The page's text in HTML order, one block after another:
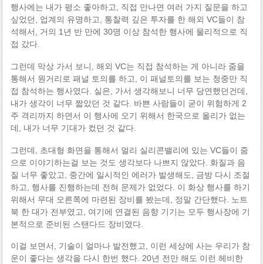
행사에는 내가 평소 좋아하고, 직접 만나면 여러 가지 질문을 하고
싶었던, 업계의 유명하고, 통찰력 깊은 투자를 한 해외 VC들이 참
석해서, 거의 1년 반 만에 30명 이상 참석한 행사에 물리적으로 직
접 갔다.
그런데 막상 가서 보니, 해외 VC는 직접 참석하는 게 아니라 줌을
통해서 원거리로 패널 토의를 하고, 이 패널토의를 보는 청중만 직
접 참석하는 행사였다. 실은, 가서 생각해보니 너무 당연했던건데,
내가 생각이 너무 짧았던 것 같다. 바쁜 사람들이 굳이 위험하게 2
주 격리까지 하면서 이 행사에 오기 위해서 한국으로 올리가 없는
데, 내가 너무 기대가 컸던 것 같다.
그런데, 초대형 화면을 통해서 멀리 실리콘밸리에 있는 VC들이 줌
으로 이야기하는걸 보는 것도 생각보다 나쁘지 않았다. 화질과 음
질 너무 좋았고, 중간에 일시적인 에러가 발생해도, 금방 다시 조절
하고, 행사를 진행하는데 전혀 문제가 없었다. 이 화상 행사를 하기
위해서 무대 오른쪽에 마련된 장비를 봤는데, 정말 간단했다. 노트
북 한 대가 전부였고, 여기에 연결된 음향 기기는 모두 행사장에 기
본적으로 준비된 스탠다드 장비였다.
이걸 보면서, 기술이 얼마나 발전했고, 이런 세상에 사는 우리가 참
운이 좋다는 생각을 다시 한번 했다. 20년 전만 해도 이런 헤비한